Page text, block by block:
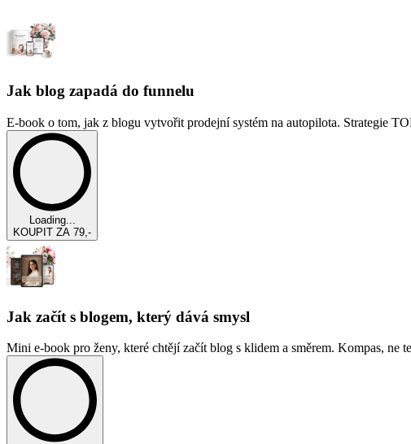
Jak blog zapadá do funnelu
E-book o tom, jak z blogu vytvořit prodejní systém na autopilota. Strategie
Loading...
KOUPIT ZA 79,-
Jak začít s blogem, který dává smysl
Mini e-book pro ženy, které chtějí začít blog s klidem a směrem. Kompas, ne